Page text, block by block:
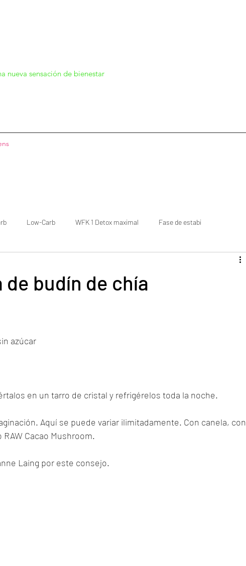
nueva sensación de bienestar
Low-Carb WFK 1 Detox maximal Fase de estabi
budín de chía
azúcar
en un tarro de cristal y refrigérelos toda la noche.
Aquí se puede variar ilimitadamente. Con canela, con
Cacao Mushroom.
Laing por este consejo.